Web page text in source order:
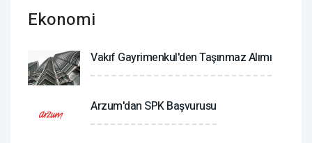
Ekonomi
Vakıf Gayrimenkul'den Taşınmaz Alımı
Arzum'dan SPK Başvurusu